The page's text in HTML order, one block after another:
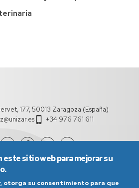
177, 50013 Zaragoza (España)
+34 976 761 611
sitio web para mejorar su
otorga su consentimiento para que